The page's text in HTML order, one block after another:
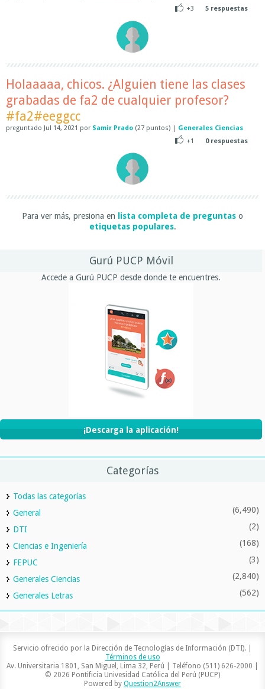
+3
5 respuestas
Holaaaaa, chicos. ¿Alguien tiene las clases
grabadas de fa2 de cualquier profesor?
#fa2#eeggcc
preguntado Jul 14, 2021 por Samir Prado (27 puntos) | Generales Ciencias
+1
0respuestas
Para ver más, presiona en lista completa de preguntas o
etiquetas populares.
Gurú PUCP Móvil
Accede a Gurú PUCP desde donde te encuentres.
¡Descarga la aplicación!
Categorías
Todas las categorías
General
(6,490)
DTI (2)
Ciencias e Ingeniería (168)
FEPUC (3)
Generales Ciencias (2,840)
Generales Letras (562)
Servicio ofrecido por la Dirección de Tecnologías de Información (DTI). |
Términos de uso
Av. Universitaria 1801, San Miguel, Lima 32, Perú | Teléfono (511) 626-2000 |
© 2026 Pontificia Univesidad Católica del Perú (PUCP)
Powered by Question2Answer